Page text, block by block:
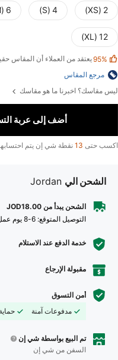
2 (XS)
4 (S)
6 (M)
12 (XL)
95%يعتقد من العملاء أن المقاس
مرجع المقاس
ليس مقاسك؟ اخبرنا ما هو مقاسك
أضف إلى عربة
اكسب حتى 13 نقطة شي إن يتم
الشحن الي Jordan
الشحن يبدأ من JOD18.00
التوصيل المتوقع: 6-8 يوم عمل
خدمة الدفع عند الاستلام
مقبولة الإرجاع
أمن التسوق
مدفوعات آمنة
تم البيع بواسطة شي إن
السفن من شي إن